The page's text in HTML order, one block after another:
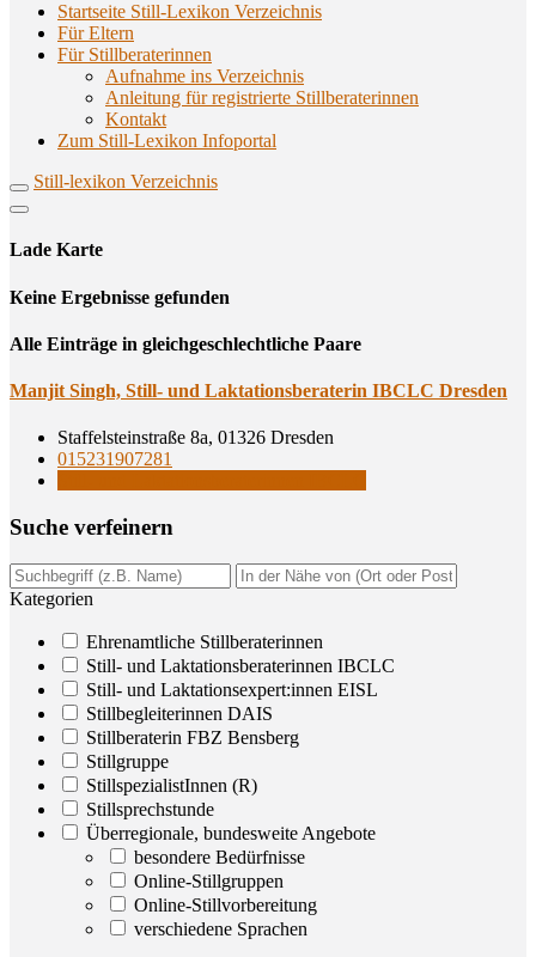
Startseite Still-Lexikon Verzeichnis
Für Eltern
Für Stillberaterinnen
Aufnahme ins Verzeichnis
Anlei­tung für regis­trier­te Stillberaterinnen
Kon­takt
Zum Still-Lexikon Infoportal
Still-lexikon Verzeichnis
Lade Karte
Кeine Ergebnisse gefunden
Alle Einträge in gleichgeschlechtliche Paare
Man­jit Singh, Still- und Lak­ta­ti­ons­be­ra­te­rin IBCLC Dresden
Staffelsteinstraße 8a, 01326 Dresden
015231907281
Suche ver­fei­nern
Kategorien
Ehrenamtliche Stillberaterinnen
Still- und Laktationsberaterinnen IBCLC
Still- und Laktationsexpert:innen EISL
Stillbegleiterinnen DAIS
Stillberaterin FBZ Bensberg
Stillgruppe
StillspezialistInnen (R)
Stillsprechstunde
Überregionale, bundesweite Angebote
besondere Bedürfnisse
Online-Stillgruppen
Online-Stillvorbereitung
verschiedene Sprachen